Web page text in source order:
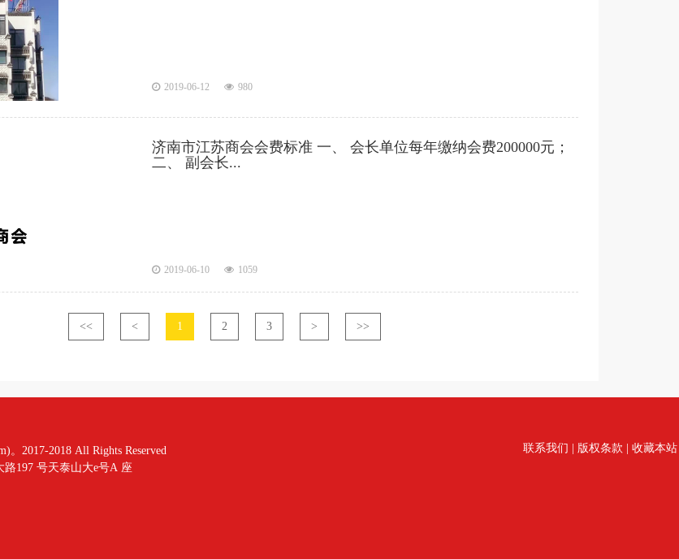
2019-06-12 980
济南市江苏商会会费标准 一、 会长单位每年缴纳会费200000元；
二、 副会长...
2019-06-10 1059
<< < 1 2 3 > >>
。2017-2018 All Rights Reserved
197 号天泰山大e号A 座
联系我们 版权条款 收藏本站